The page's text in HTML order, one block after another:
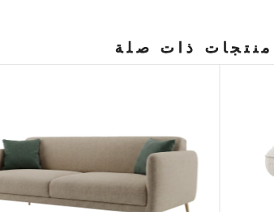
منتجات ذات صلة